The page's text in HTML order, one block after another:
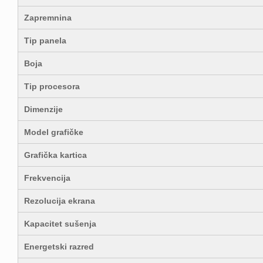
Zapremnina
Tip panela
Boja
Tip procesora
Dimenzije
Model grafičke
Grafička kartica
Frekvencija
Rezolucija ekrana
Kapacitet sušenja
Energetski razred